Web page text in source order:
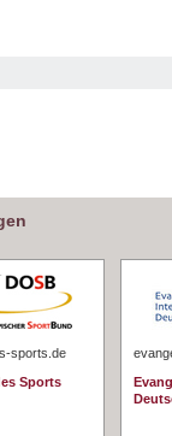
sports.de
Sports